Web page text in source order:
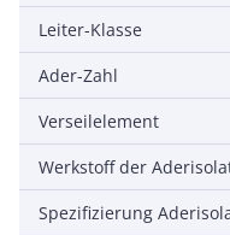
Leiter-Klasse
Ader-Zahl
Verseilelement